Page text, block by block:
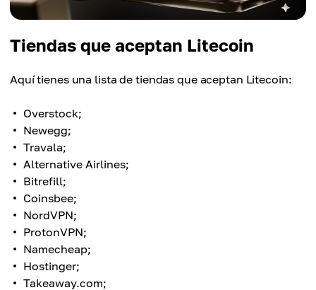
Tiendas que aceptan Litecoin
Aquí tienes una lista de tiendas que aceptan Litecoin:
Overstock;
Newegg;
Travala;
Alternative Airlines;
Bitrefill;
Coinsbee;
NordVPN;
ProtonVPN;
Namecheap;
Hostinger;
Takeaway.com;